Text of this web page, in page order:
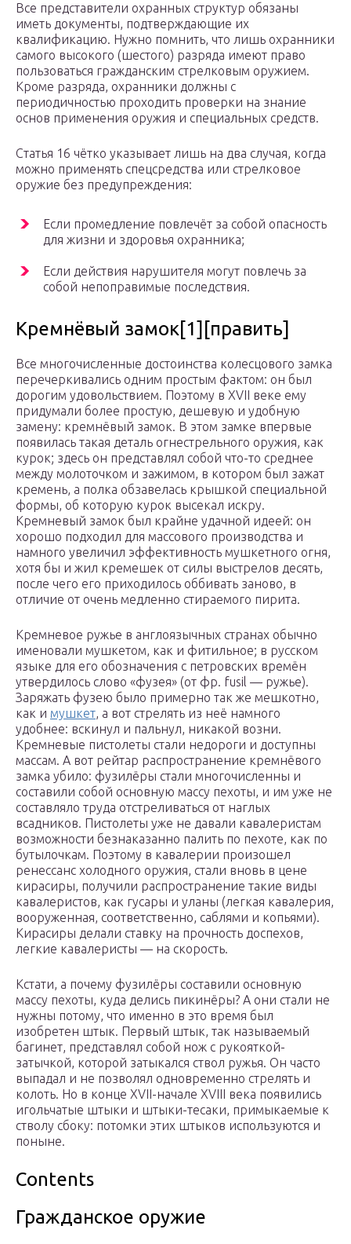
Все представители охранных структур обязаны
иметь документы, подтверждающие их
квалификацию. Нужно помнить, что лишь охранники
самого высокого (шестого) разряда имеют право
пользоваться гражданским стрелковым оружием.
Кроме разряда, охранники должны с
периодичностью проходить проверки на знание
основ применения оружия и специальных средств.
Статья 16 чётко указывает лишь на два случая, когда
можно применять спецсредства или стрелковое
оружие без предупреждения:
Если промедление повлечёт за собой опасность
для жизни и здоровья охранника;
Если действия нарушителя могут повлечь за
собой непоправимые последствия.
Кремнёвый замок[1][править]
Все многочисленные достоинства колесцового замка
перечеркивались одним простым фактом: он был
дорогим удовольствием. Поэтому в XVII веке ему
придумали более простую, дешевую и удобную
замену: кремнёвый замок. В этом замке впервые
появилась такая деталь огнестрельного оружия, как
курок; здесь он представлял собой что-то среднее
между молоточком и зажимом, в котором был зажат
кремень, а полка обзавелась крышкой специальной
формы, об которую курок высекал искру.
Кремневый замок был крайне удачной идеей: он
хорошо подходил для массового производства и
намного увеличил эффективность мушкетного огня,
хотя бы и жил кремешек от силы выстрелов десять,
после чего его приходилось оббивать заново, в
отличие от очень медленно стираемого пирита.
Кремневое ружье в англоязычных странах обычно
именовали мушкетом, как и фитильное; в русском
языке для его обозначения с петровских времён
утвердилось слово «фузея» (от фр. fusil — ружье).
Заряжать фузею было примерно так же мешкотно,
как и мушкет, а вот стрелять из неё намного
удобнее: вскинул и пальнул, никакой возни.
Кремневые пистолеты стали недороги и доступны
массам. А вот рейтар распространение кремнёвого
замка убило: фузилёры стали многочисленны и
составили собой основную массу пехоты, и им уже не
составляло труда отстреливаться от наглых
всадников. Пистолеты уже не давали кавалеристам
возможности безнаказанно палить по пехоте, как по
бутылочкам. Поэтому в кавалерии произошел
ренессанс холодного оружия, стали вновь в цене
кирасиры, получили распространение такие виды
кавалеристов, как гусары и уланы (легкая кавалерия,
вооруженная, соответственно, саблями и копьями).
Кирасиры делали ставку на прочность доспехов,
легкие кавалеристы — на скорость.
Кстати, а почему фузилёры составили основную
массу пехоты, куда делись пикинёры? А они стали не
нужны потому, что именно в это время был
изобретен штык. Первый штык, так называемый
багинет, представлял собой нож с рукояткой-
затычкой, которой затыкался ствол ружья. Он часто
выпадал и не позволял одновременно стрелять и
колоть. Но в конце XVII-начале XVIII века появились
игольчатые штыки и штыки-тесаки, примыкаемые к
стволу сбоку: потомки этих штыков используются и
поныне.
Contents
Гражданское оружие